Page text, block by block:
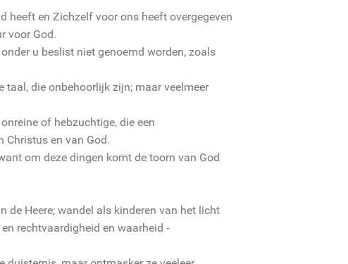
heeft en Zichzelf voor ons heeft overgegeven
voor God.
u beslist niet genoemd worden, zoals
taal, die onbehoorlijk zijn; maar veelmeer
of hebzuchtige, die een
Christus en van God.
om deze dingen komt de toorn van God
de Heere; wandel als kinderen van het licht
rechtvaardigheid en waarheid -